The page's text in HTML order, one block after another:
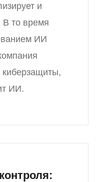
и
В то время
ИИ
киберзащиты,
ИИ.